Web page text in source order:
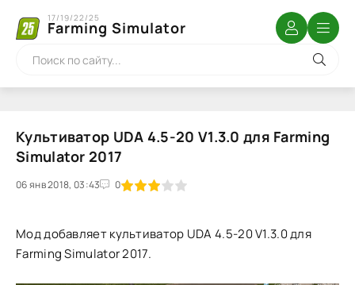
Farming Simulator
17/19/22/25
Культиватор UDA 4.5-20 V1.3.0 для Farming
Simulator 2017
06 янв 2018, 03:43 0
1 2 3 4 5
Мод добавляет культиватор UDA 4.5-20 V1.3.0 для
Farming Simulator 2017.